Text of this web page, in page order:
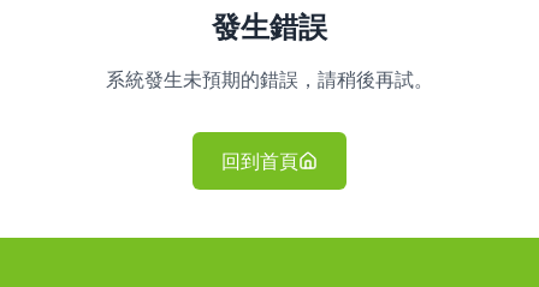
發生錯誤
系統發生未預期的錯誤，請稍後再試。
回到首頁